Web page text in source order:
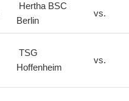
Hertha BSC
Berlin
vs.
TSG
Hoffenheim
vs.